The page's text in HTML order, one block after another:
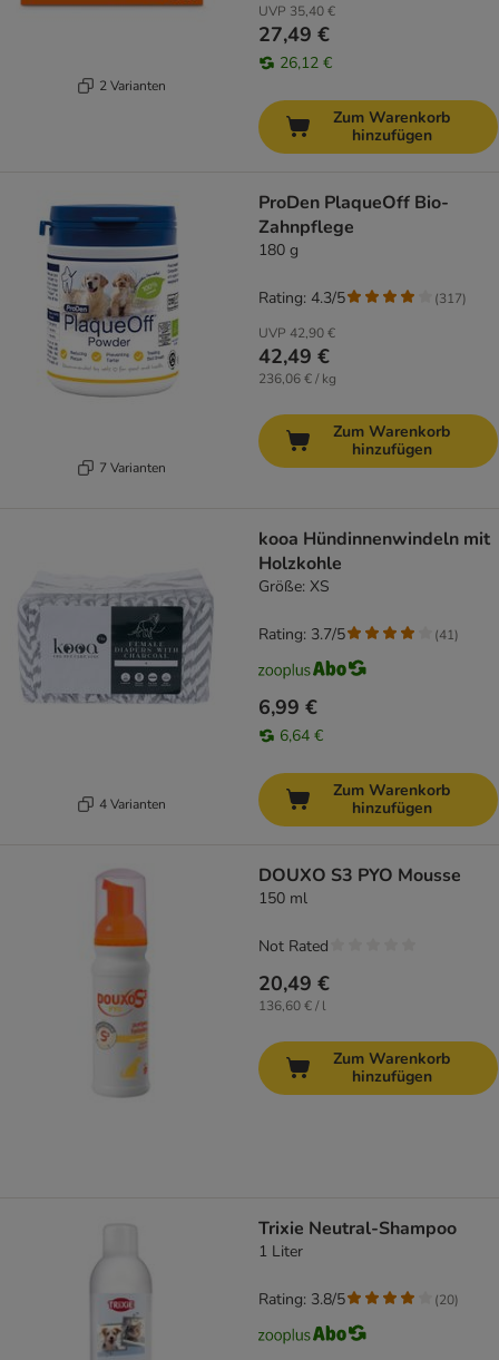
2 Varianten
UVP 35,40 €
27,49 €
26,12 €
Zum Warenkorb
hinzufügen
7 Varianten
ProDen PlaqueOff Bio-
Zahnpflege
180 g
UVP 42,90 €
42,49 €
236,06 € / kg
Rating: 4.3/5 (317)
Zum Warenkorb
hinzufügen
4 Varianten
kooa Hündinnenwindeln mit
Holzkohle
Größe: XS
6,99 €
6,64 €
Rating: 3.7/5 (41)
Zum Warenkorb
hinzufügen
DOUXO S3 PYO Mousse
150 ml
20,49 €
136,60 € / l
Not Rated
Zum Warenkorb
hinzufügen
Trixie Neutral-Shampoo
1 Liter
Rating: 3.8/5 (20)